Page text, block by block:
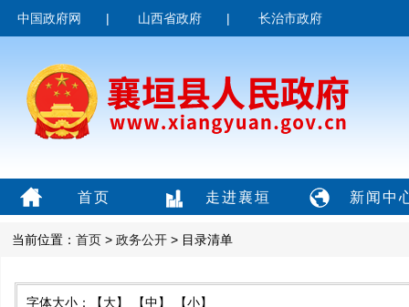
中国政府网 | 山西省政府 | 长治市政府
首页 走进襄垣 新闻中
当前位置： 首页 > 政务公开 > 目录清单
字体大小： 【大】 【中】 【小】